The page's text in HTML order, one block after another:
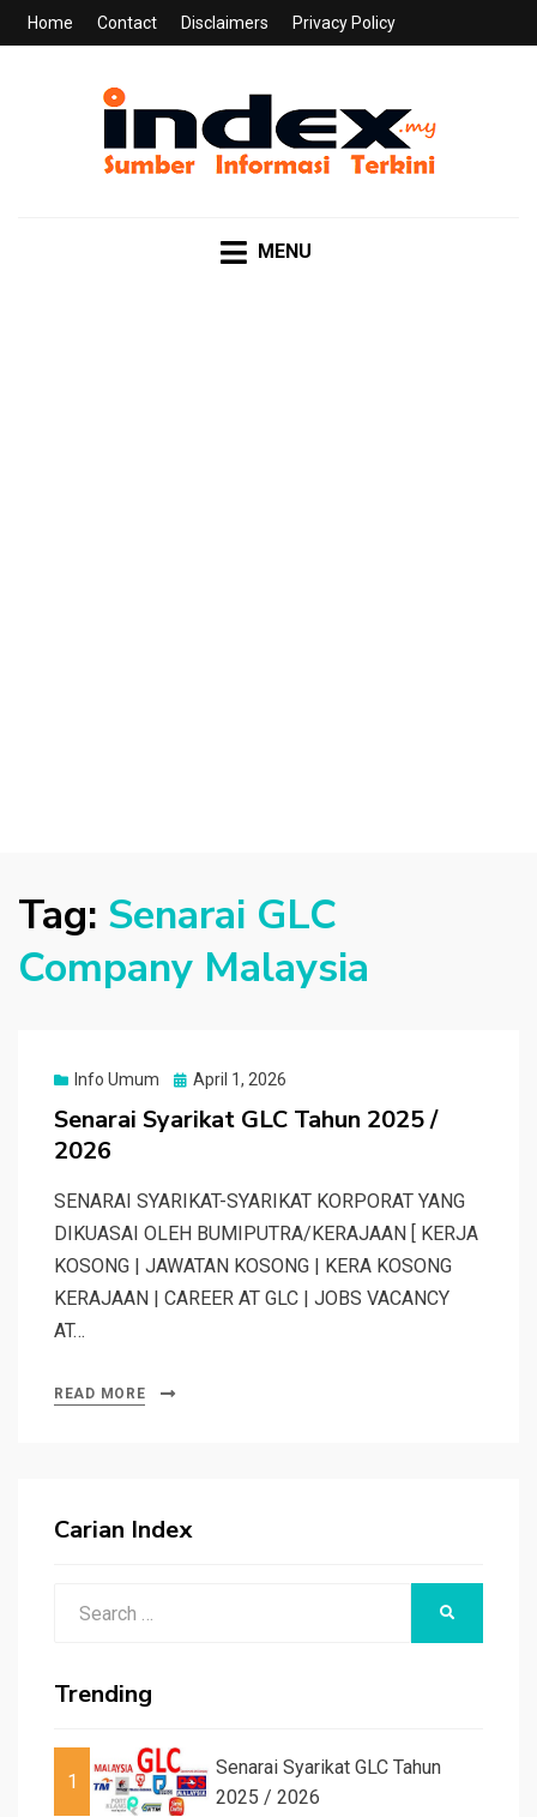
Home Contact Disclaimers Privacy Policy
MENU
Tag: Senarai GLC
Company Malaysia
Info Umum
Posted
April 1, 2026
Senarai Syarikat GLC Tahun 2025 /
2026
SENARAI SYARIKAT-SYARIKAT KORPORAT YANG
DIKUASAI OLEH BUMIPUTRA/KERAJAAN [ KERJA
KOSONG | JAWATAN KOSONG | KERA KOSONG
KERAJAAN | CAREER AT GLC | JOBS VACANCY
AT…
READ MORE
Carian Index
Trending
1
Senarai Syarikat GLC Tahun
2025 / 2026